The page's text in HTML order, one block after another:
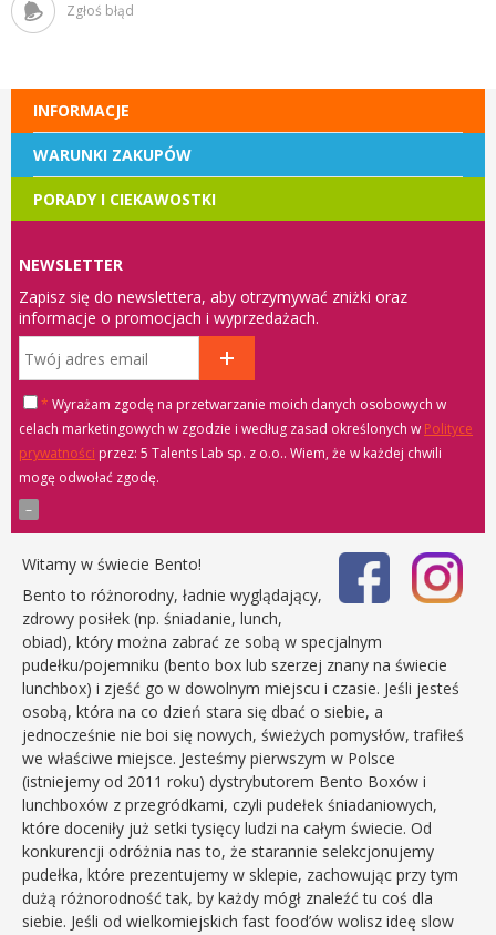
Zgłoś błąd
INFORMACJE
WARUNKI ZAKUPÓW
PORADY I CIEKAWOSTKI
NEWSLETTER
Zapisz się do newslettera, aby otrzymywać zniżki oraz
informacje o promocjach i wyprzedażach.
* Wyrażam zgodę na przetwarzanie moich danych osobowych w
celach marketingowych w zgodzie i według zasad określonych w Polityce
prywatności
przez: 5 Talents Lab sp. z o.o.. Wiem, że w każdej chwili
mogę odwołać zgodę.
Witamy w świecie Bento!
Bento to różnorodny, ładnie wyglądający,
zdrowy posiłek (np. śniadanie, lunch,
obiad), który można zabrać ze sobą w specjalnym
pudełku/pojemniku (bento box lub szerzej znany na świecie
lunchbox) i zjeść go w dowolnym miejscu i czasie. Jeśli jesteś
osobą, która na co dzień stara się dbać o siebie, a
jednocześnie nie boi się nowych, świeżych pomysłów, trafiłeś
we właściwe miejsce. Jesteśmy pierwszym w Polsce
(istniejemy od 2011 roku) dystrybutorem Bento Boxów i
lunchboxów z przegródkami, czyli pudełek śniadaniowych,
które doceniły już setki tysięcy ludzi na całym świecie. Od
konkurencji odróżnia nas to, że starannie selekcjonujemy
pudełka, które prezentujemy w sklepie, zachowując przy tym
dużą różnorodność tak, by każdy mógł znaleźć tu coś dla
siebie. Jeśli od wielkomiejskich fast food’ów wolisz ideę slow